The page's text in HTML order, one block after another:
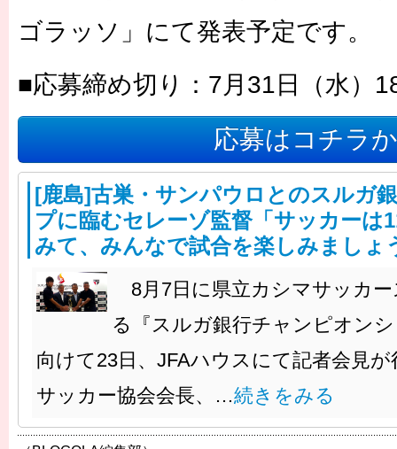
ゴラッソ」にて発表予定です。
■応募締め切り：7月31日（水）
応募はコチラ
[鹿島]古巣・サンパウロとのスルガ
プに臨むセレーゾ監督「サッカーは
みて、みんなで試合を楽しみましょ
8月7日に県立カシマサッカ
る『スルガ銀行チャンピオン
向けて23日、JFAハウスにて記者会見
サッカー協会会長、…続きをみる